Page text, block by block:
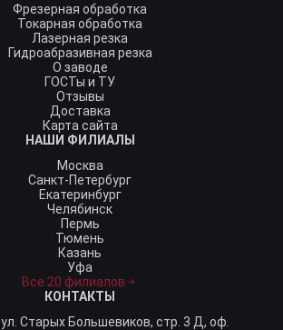
Фрезерная обработка
Токарная обработка
Лазерная резка
Гидроабразивная резка
О заводе
ГОСТы и ТУ
Отзывы
Доставка
Карта сайта
НАШИ ФИЛИАЛЫ
Москва
Санкт-Петербург
Екатеринбург
Челябинск
Пермь
Тюмень
Казань
Уфа
Все 20 филиалов
КОНТАКТЫ
ул. Старых Большевиков, стр. 3 Д, оф.